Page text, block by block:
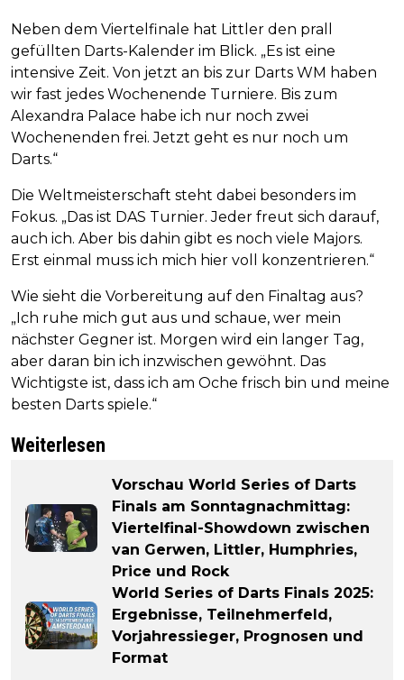
Neben dem Viertelfinale hat Littler den prall
gefüllten Darts-Kalender im Blick. „Es ist eine
intensive Zeit. Von jetzt an bis zur Darts WM haben
wir fast jedes Wochenende Turniere. Bis zum
Alexandra Palace habe ich nur noch zwei
Wochenenden frei. Jetzt geht es nur noch um
Darts.“
Die Weltmeisterschaft steht dabei besonders im
Fokus. „Das ist DAS Turnier. Jeder freut sich darauf,
auch ich. Aber bis dahin gibt es noch viele Majors.
Erst einmal muss ich mich hier voll konzentrieren.“
Wie sieht die Vorbereitung auf den Finaltag aus?
„Ich ruhe mich gut aus und schaue, wer mein
nächster Gegner ist. Morgen wird ein langer Tag,
aber daran bin ich inzwischen gewöhnt. Das
Wichtigste ist, dass ich am Oche frisch bin und meine
besten Darts spiele.“
Weiterlesen
Vorschau World Series of Darts
Finals am Sonntagnachmittag:
Viertelfinal-Showdown zwischen
van Gerwen, Littler, Humphries,
Price und Rock
World Series of Darts Finals 2025:
Ergebnisse, Teilnehmerfeld,
Vorjahressieger, Prognosen und
Format